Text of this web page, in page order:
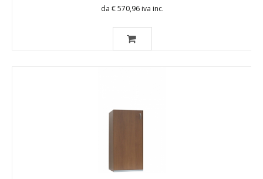
da € 570,96 iva inc.